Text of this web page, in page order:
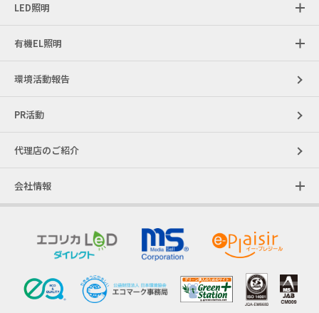
LED照明
有機EL照明
環境活動報告
PR活動
代理店のご紹介
会社情報